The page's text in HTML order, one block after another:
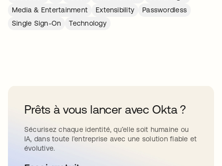
Media & Entertainment
Extensibility
Passwordless
Single Sign-On
Technology
Prêts à vous lancer avec Okta ?
Sécurisez chaque identité, qu’elle soit humaine ou
IA, dans toute l’entreprise avec une solution fiable et
évolutive.